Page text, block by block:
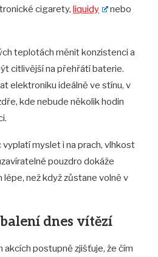
cigarety, liquidy
nebo
teplotách měnit konzistenci a
citlivější na přehřátí baterie.
elektroniku ideálně ve stínu, v
kde nebude několik hodin
myslet i na prach, vlhkost
pouzdro dokáže
lépe, než když zůstane volně v
dnes vítězí
akcích postupně zjišťuje, že čím